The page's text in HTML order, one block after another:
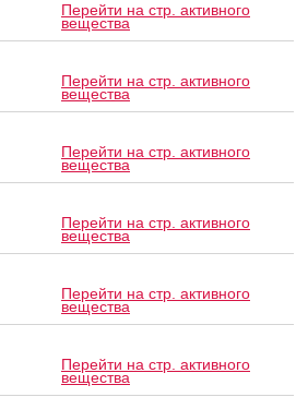
Перейти на стр. активного
вещества
Перейти на стр. активного
вещества
Перейти на стр. активного
вещества
Перейти на стр. активного
вещества
Перейти на стр. активного
вещества
Перейти на стр. активного
вещества